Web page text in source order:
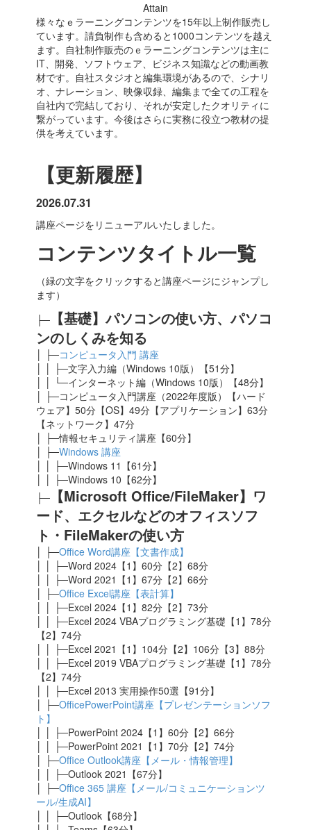
Attain
様々なｅラーニングコンテンツを15年以上制作販売し
ています。請負制作も含めると1000コンテンツを越え
ます。自社制作販売のｅラーニングコンテンツは主に
IT、開発、ソフトウェア、ビジネス知識などの動画教
材です。自社スタジオと編集環境があるので、シナリ
オ、ナレーション、映像収録、編集まで全ての工程を
自社内で完結しており、それが安定したクオリティに
繋がっています。今後はさらに実務に役立つ教材の提
供を考えています。
【更新履歴】
2026.07.31
講座ページをリニューアルいたしました。
コンテンツタイトル一覧
（緑の文字をクリックすると講座ページにジャンプし
ます）
├─ 【基礎】パソコンの使い方、パソコ
ンのしくみを知る
│ ├─コンピュータ入門 講座
│ │ ├─文字入力編（Windows 10版）【51分】
│ │ └─インターネット編（Windows 10版）【48分】
│ ├─コンピュータ入門講座（2022年度版）【ハード
ウェア】50分【OS】49分【アプリケーション】63分
【ネットワーク】47分
│ ├─情報セキュリティ講座【60分】
│ ├─Windows 講座
│ │ ├─Windows 11【61分】
│ │ ├─Windows 10【62分】
├─ 【Microsoft Office/FileMaker】ワ
ード、エクセルなどのオフィスソフ
ト・FileMakerの使い方
│ ├─Office Word講座【文書作成】
│ │ ├─Word 2024【1】60分【2】68分
│ │ ├─Word 2021【1】67分【2】66分
│ ├─Office Excel講座【表計算】
│ │ ├─Excel 2024 【1】82分【2】73分
│ │ ├─Excel 2024 VBAプログラミング基礎【1】78分
【2】74分
│ │ ├─Excel 2021 【1】104分【2】106分【3】88分
│ │ ├─Excel 2019 VBAプログラミング基礎【1】78分
【2】74分
│ │ ├─Excel 2013 実用操作50選【91分】
│ ├─OfficePowerPoint講座【プレゼンテーションソフ
ト】
│ │ ├─PowerPoint 2024【1】60分【2】66分
│ │ ├─PowerPoint 2021【1】70分【2】74分
│ ├─Office Outlook講座【メール・情報管理】
│ │ ├─Outlook 2021【67分】
│ ├─Office 365 講座【メール/コミュニケーションツ
ール/生成AI】
│ │ ├─Outlook【68分】